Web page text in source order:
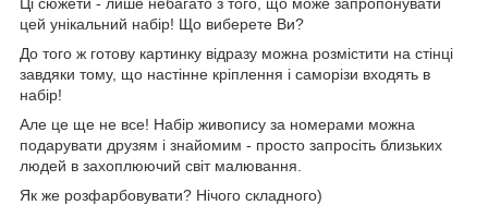
цей унікальний набір! Що виберете Ви?
До того ж готову картинку відразу можна розмістити на стінці
завдяки тому, що настінне кріплення і саморізи входять в
набір!
Але це ще не все! Набір живопису за номерами можна
подарувати друзям і знайомим - просто запросіть близьких
людей в захоплюючий світ малювання.
Як же розфарбовувати? Нічого складного)